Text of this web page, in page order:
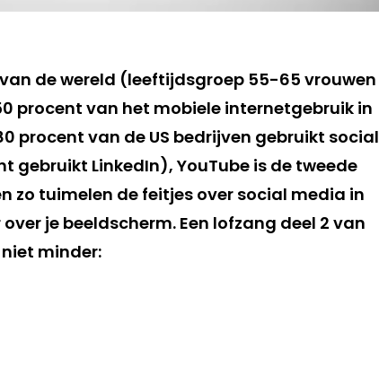
de wereld (leeftijdsgroep 55-65 vrouwen
procent van het mobiele internetgebruik in
procent van de US bedrijven gebruikt social
gebruikt LinkedIn), YouTube is de tweede
zo tuimelen de feitjes over social media in
je beeldscherm. Een lofzang deel 2 van
minder: